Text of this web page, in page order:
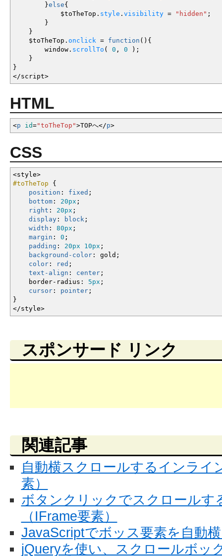
}else{
$toTheTop. style . visibility = "hidden" ;
}
}
$toTheTop. onclick = function ( ) {
window. scrollTo ( 0 , 0 ) ;
}
}
</script>
HTML
<p id="toTheTop">TOPへ</p>
CSS
<style>
#toTheTop
{
position : fixed ;
bottom : 20px ;
right : 20px ;
display : block ;
width : 80px ;
margin : 0 ;
padding : 20px 10px ;
background-color : gold ;
color : red ;
text-align : center ;
border-radius : 5px ;
cursor : pointer ;
}
</style>
スポンサード リンク
関連記事
自動横スクロールするインライ
素）
ボタンクリックでスクロールす
（IFrame要素）
JavaScriptでボッス要素を自動
jQueryを使い、スクロールボッ